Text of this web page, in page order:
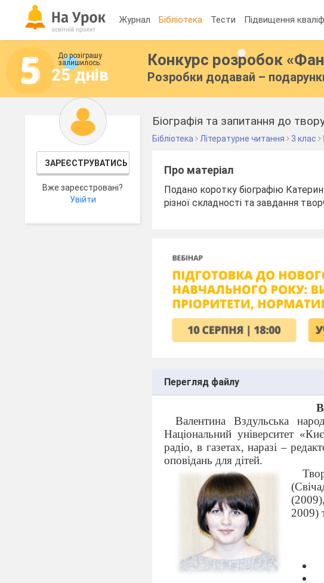
Журнал Бібліотека Тести Підвищення
До розіграшу
залишилось:
25 днів
Конкурс розробок
Розробки додавай –
ЗАРЕЄСТРУВАТИСЬ
Вже зареєстровані?
Увійти
Біографія та запитання до
Бібліотека Літературне читання 3 клас
Про матеріал
Подано коротку біографію
різної складності та завдання
Перегляд файлу
Валентина Вздульська
Національний університет
радіо, в газетах, наразі –
оповідань для дітей.
2009)